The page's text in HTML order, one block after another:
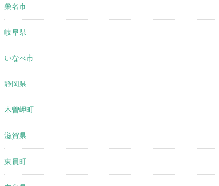
桑名市
岐阜県
いなべ市
静岡県
木曽岬町
滋賀県
東員町